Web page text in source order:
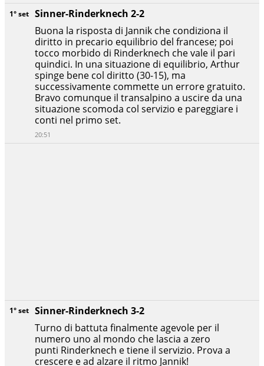
1° set Sinner-Rinderknech 3-2
Turno di battuta finalmente agevole per il
numero uno al mondo che lascia a zero
punti Rinderknech e tiene il servizio. Prova a
crescere e ad alzare il ritmo Jannik!
1° set Sinner-Rinderknech 2-2
Buona la risposta di Jannik che condiziona il
diritto in precario equilibrio del francese; poi
tocco morbido di Rinderknech che vale il pari
quindici. In una situazione di equilibrio, Arthur
spinge bene col diritto (30-15), ma
successivamente commette un errore gratuito.
Bravo comunque il transalpino a uscire da una
situazione scomoda col servizio e pareggiare i
conti nel primo set.
20:51